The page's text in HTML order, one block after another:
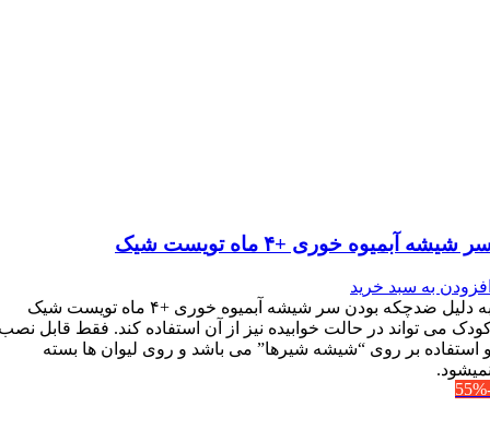
شیشه آبمیوه خوری +۴ ماه تویست شیک
به سبد خرید
به دلیل ضدچکه بودن سر شیشه آبمیوه خوری +۴ ماه تویست شیک
می تواند در حالت خوابیده نیز از آن استفاده کند. فقط قابل
استفاده بر روی “شیشه شیرها” می باشد و روی لیوان ها بسته
-